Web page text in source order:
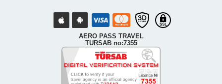
AERO PASS TRAVEL
TURSAB no:7355